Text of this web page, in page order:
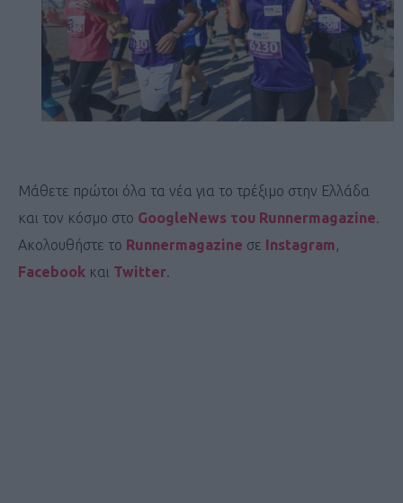
Μάθετε πρώτοι όλα τα νέα για το τρέξιμο στην Ελλάδα
και τον κόσμο στο GoogleNews του Runnermagazine
Ακολουθήστε το Runnermagazine σε Instagram
Facebook και Twitter